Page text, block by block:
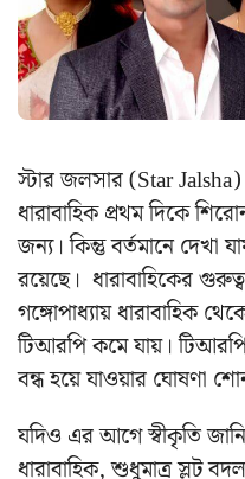
স্টার জলসার (Star
ধারাবাহিক প্রথম দিকে
জন্য। কিন্তু বর্তমানে দেখা
রয়েছে। ধারাবাহিকের
গঙ্গোপাধ্যায় ধারাবাহিক
টিআরপি কমে যায়।
বন্ধ হয়ে যাওয়ার ঘোষণা
যদিও এর আগে স্বীকৃতি
ধারাবাহিক, শুধুমাত্র স্লট